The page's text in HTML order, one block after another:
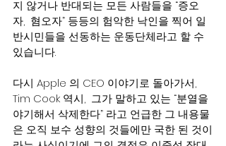
지 않거나 반대되는 모든 사람들을 “증오
자,  혐오자” 등등의 험악한 낙인을 찍어 일
반시민들을 선동하는 운동단체라고 할 수
있습니다.
다시 Apple 의 CEO 이야기로 돌아가서,
Tim Cook 역시,  그가 말하고 있는 “분열을
야기해서 삭제한다” 라고 언급한 그 내용물
은 오직 보수 성향의 것들에만 국한 된 것이